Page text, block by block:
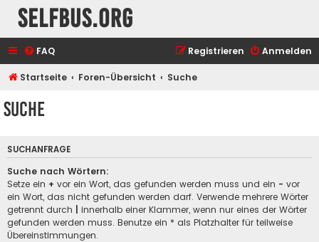
selfbus.org
FAQ Anmelden
Registrieren
Startseite Foren-Übersicht Suche
Suche
SUCHANFRAGE
Suche nach Wörtern:
Setze ein + vor ein Wort, das gefunden werden muss und ein - vor
ein Wort, das nicht gefunden werden darf. Verwende mehrere Wörter
getrennt durch
innerhalb einer Klammer, wenn nur eines der Wörter
gefunden werden muss. Benutze ein * als Platzhalter für teilweise
Übereinstimmungen.